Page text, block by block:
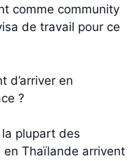
comme community
de travail pour ce
d’arriver en
?
plupart des
Thaïlande arrivent